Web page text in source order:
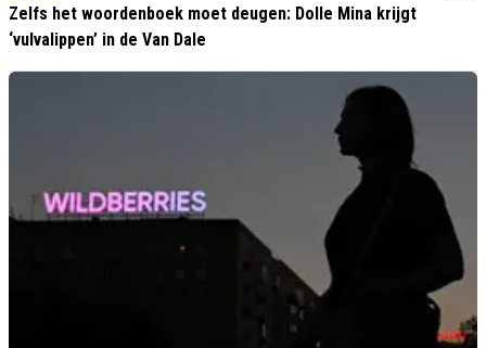
Zelfs het woordenboek moet deugen: Dolle Mina krijgt
‘vulvalippen’ in de Van Dale